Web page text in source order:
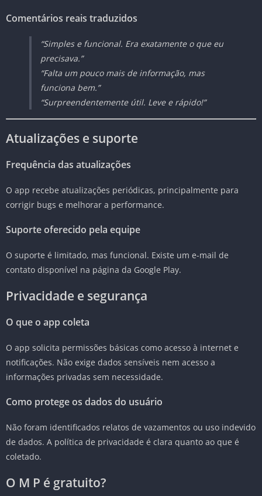
Comentários reais traduzidos
“Simples e funcional. Era exatamente o que eu
precisava.”
“Falta um pouco mais de informação, mas
funciona bem.”
“Surpreendentemente útil. Leve e rápido!”
Atualizações e suporte
Frequência das atualizações
O app recebe atualizações periódicas, principalmente para
corrigir bugs e melhorar a performance.
Suporte oferecido pela equipe
O suporte é limitado, mas funcional. Existe um e-mail de
contato disponível na página da Google Play.
Privacidade e segurança
O que o app coleta
O app solicita permissões básicas como acesso à internet e
notificações. Não exige dados sensíveis nem acesso a
informações privadas sem necessidade.
Como protege os dados do usuário
Não foram identificados relatos de vazamentos ou uso indevido
de dados. A política de privacidade é clara quanto ao que é
coletado.
O M P é gratuito?